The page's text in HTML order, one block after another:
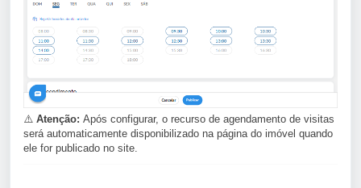
⚠️ Atenção: Após configurar, o recurso de agendamento de visitas
será automaticamente disponibilizado na página do imóvel quando
ele for publicado no site.